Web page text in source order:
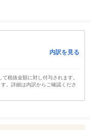
内訳を見る
税抜金額に対し付与されます。
。詳細は内訳からご確認くださ